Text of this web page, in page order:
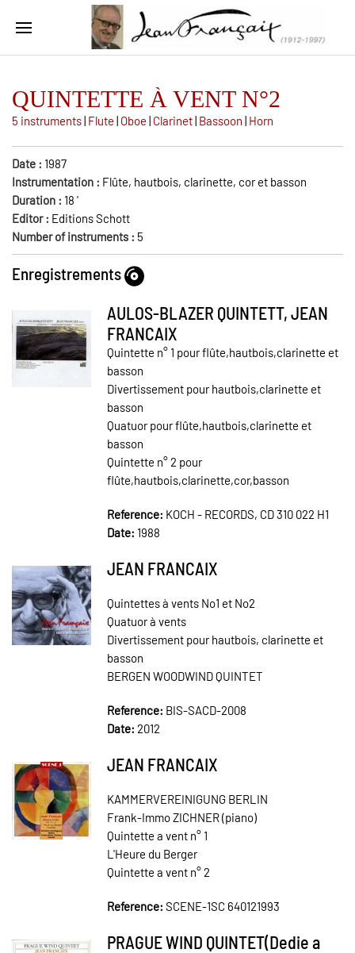
QUINTETTE À VENT N°2
5 instruments| Flute | Oboe | Clarinet| Bassoon | Horn
Date : 1987
Instrumentation : Flûte, hautbois, clarinette, cor et basson
Duration : 18 '
Editor : Editions Schott
Number of instruments : 5
Enregistrements
AULOS-BLAZER QUINTETT, JEAN
FRANCAIX
Quintette n° 1 pour flûte,hautbois,clarinette et
basson
Divertissement pour hautbois,clarinette et
basson
Quatuor pour flûte,hautbois,clarinette et
basson
Quintette n° 2 pour
flûte,hautbois,clarinette,cor,basson
Reference: KOCH - RECORDS, CD 310 022 H1
Date: 1988
JEAN FRANCAIX
Quintettes à vents No1 et No2
Quatuor à vents
Divertissement pour hautbois, clarinette et
basson
BERGEN WOODWIND QUINTET
Reference: BIS-SACD-2008
Date: 2012
JEAN FRANCAIX
KAMMERVEREINIGUNG BERLIN
Frank-Immo ZICHNER (piano)
Quintette a vent n° 1
L'Heure du Berger
Quintette a vent n° 2
Reference: SCENE-1SC 640121993
PRAGUE WIND QUINTET(Dedie a